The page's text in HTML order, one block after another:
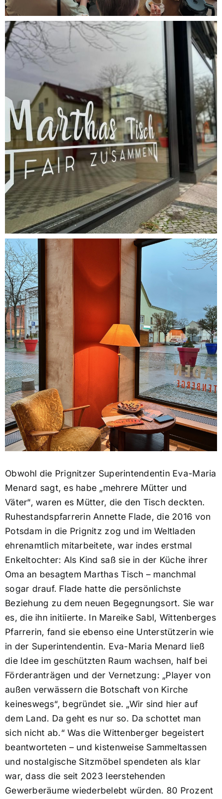
Obwohl die Prignitzer Superintendentin Eva-Maria
Menard sagt, es habe „mehrere Mütter und
Väter“, waren es Mütter, die den Tisch deckten.
Ruhestandspfarrerin Annette Flade, die 2016 von
Potsdam in die Prignitz zog und im Weltladen
ehrenamtlich mitarbeitete, war indes erstmal
Enkeltochter: Als Kind saß sie in der Küche ihrer
Oma an besagtem Marthas Tisch – manchmal
sogar drauf. Flade hatte die persönlichste
Beziehung zu dem neuen Begegnungsort. Sie war
es, die ihn initiierte. In Mareike Sabl, Wittenberges
Pfarrerin, fand sie ebenso eine Unterstützerin wie
in der Superintendentin. Eva-Maria Menard ließ
die Idee im geschützten Raum wachsen, half bei
Förderanträgen und der Vernetzung: „Player von
außen verwässern die Botschaft von Kirche
keineswegs“, begründet sie. „Wir sind hier auf
dem Land. Da geht es nur so. Da schottet man
sich nicht ab.“ Was die Wittenberger begeistert
beantworteten – und kistenweise Sammeltassen
und nostalgische Sitzmöbel spendeten als klar
war, dass die seit 2023 leerstehenden
Gewerberäume wiederbelebt würden. 80 Prozent